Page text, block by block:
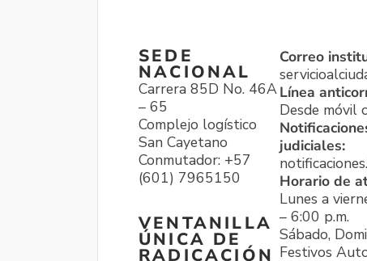
SEDE
NACIONAL
Carrera 85D No. 46A
– 65
Complejo logístico
San Cayetano
Conmutador: +57
(601) 7965150
VENTANILLA
ÚNICA DE
RADICACIÓN
Correo
Línea
Desde móvil
judiciales:
Horario de
Lunes a
– 6:00 p.m.
Sábado,
Festivos